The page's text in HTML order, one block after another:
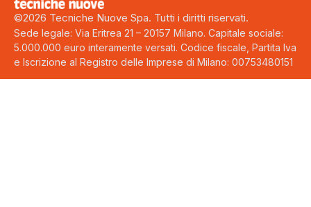
©2026 Tecniche Nuove Spa. Tutti i diritti riservati.
Sede legale: Via Eritrea 21 – 20157 Milano. Capitale sociale:
5.000.000 euro interamente versati. Codice fiscale, Partita Iva
e Iscrizione al Registro delle Imprese di Milano: 00753480151